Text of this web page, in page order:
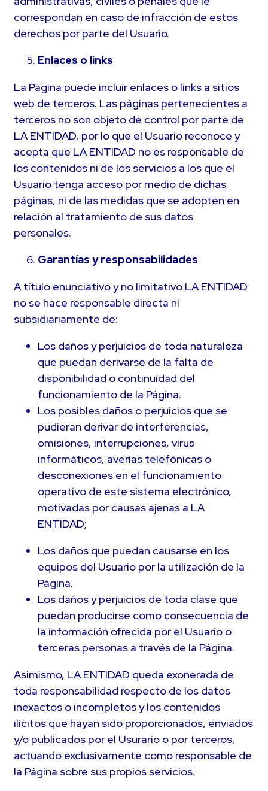
correspondan en caso de infracción de estos
derechos por parte del Usuario.
Enlaces o links
La Página puede incluir enlaces o links a sitios
web de terceros. Las páginas pertenecientes a
terceros no son objeto de control por parte de
LA ENTIDAD, por lo que el Usuario reconoce y
acepta que LA ENTIDAD no es responsable de
los contenidos ni de los servicios a los que el
Usuario tenga acceso por medio de dichas
páginas, ni de las medidas que se adopten en
relación al tratamiento de sus datos
personales.
Garantías y responsabilidades
A título enunciativo y no limitativo LA ENTIDAD
no se hace responsable directa ni
subsidiariamente de:
Los daños y perjuicios de toda naturaleza
que puedan derivarse de la falta de
disponibilidad o continuidad del
funcionamiento de la Página.
Los posibles daños o perjuicios que se
pudieran derivar de interferencias,
omisiones, interrupciones, virus
informáticos, averías telefónicas o
desconexiones en el funcionamiento
operativo de este sistema electrónico,
motivadas por causas ajenas a LA
ENTIDAD;
Los daños que puedan causarse en los
equipos del Usuario por la utilización de la
Página.
Los daños y perjuicios de toda clase que
puedan producirse como consecuencia de
la información ofrecida por el Usuario o
terceras personas a través de la Página.
Asimismo, LA ENTIDAD queda exonerada de
toda responsabilidad respecto de los datos
inexactos o incompletos y los contenidos
ilícitos que hayan sido proporcionados, enviados
y/o publicados por el Usurario o por terceros,
actuando exclusivamente como responsable de
la Página sobre sus propios servicios.